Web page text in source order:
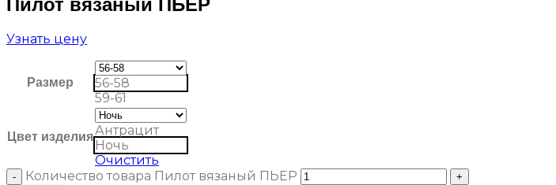
Пилот вязаный ПЬЕР
Узнать цену
Размер
56-58
59-61
Цвет изделияАнтрацит
Ночь
Очистить
Количество товара Пилот вязаный ПЬЕР